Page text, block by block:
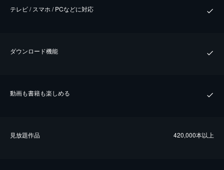
テレビ / スマホ / PCなどに対応
ダウンロード機能
動画も書籍も楽しめる
⾒放題作品 420,000本以上